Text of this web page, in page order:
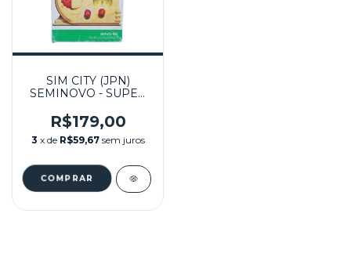
SIM CITY (JPN)
SEMINOVO - SUPER
R$179,00
3 x de R$59,67 sem juros